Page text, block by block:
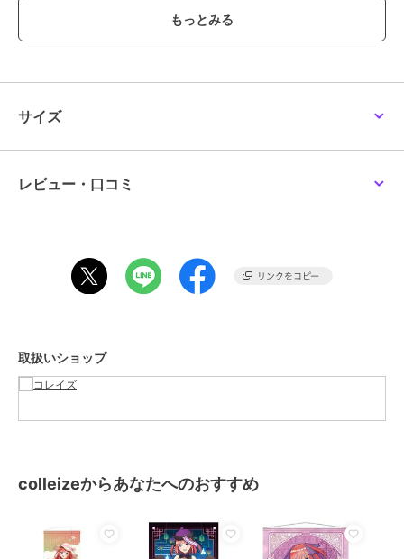
ショップ コレイズ
商品カテゴリ
サイズ
レビュー・口コミ
取扱いショップ
colleizeからあなたへのおすすめ